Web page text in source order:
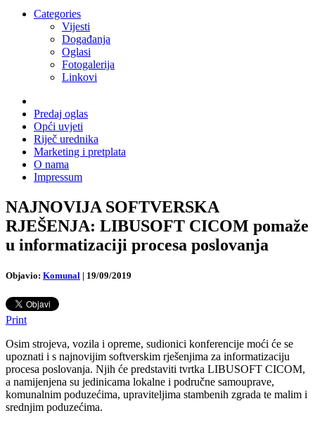
Categories
Vijesti
Događanja
Oglasi
Fotogalerija
Linkovi
Predaj oglas
Opći uvjeti
Riječ urednika
Marketing i pretplata
O nama
Impressum
NAJNOVIJA SOFTVERSKA
RJEŠENJA: LIBUSOFT CICOM pomaže
u informatizaciji procesa poslovanja
Objavio: Komunal | 19/09/2019
Print
Osim strojeva, vozila i opreme, sudionici konferencije moći će se
upoznati i s najnovijim softverskim rješenjima za informatizaciju
procesa poslovanja. Njih će predstaviti tvrtka LIBUSOFT CICOM,
a namijenjena su jedinicama lokalne i područne samouprave,
komunalnim poduzećima, upraviteljima stambenih zgrada te malim i
srednjim poduzećima.